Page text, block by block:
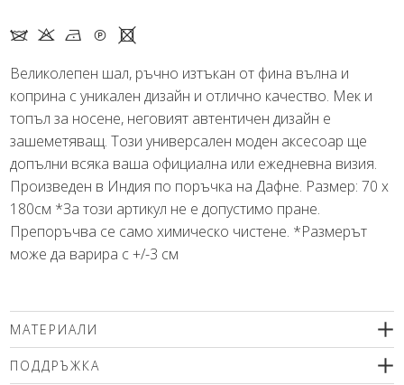
I K N Q X
Великолепен шал, ръчно изтъкан от фина вълна и
коприна с уникален дизайн и отлично качество. Мек и
топъл за носене, неговият автентичен дизайн е
зашеметяващ. Този универсален моден аксесоар ще
допълни всяка ваша официална или ежедневна визия.
Произведен в Индия по поръчка на Дафне. Размер: 70 х
180см *За този артикул не е допустимо пране.
Препоръчва се само химическо чистене. *Размерът
може да варира с +/-3 см
МАТЕРИАЛИ
ПОДДРЪЖКА